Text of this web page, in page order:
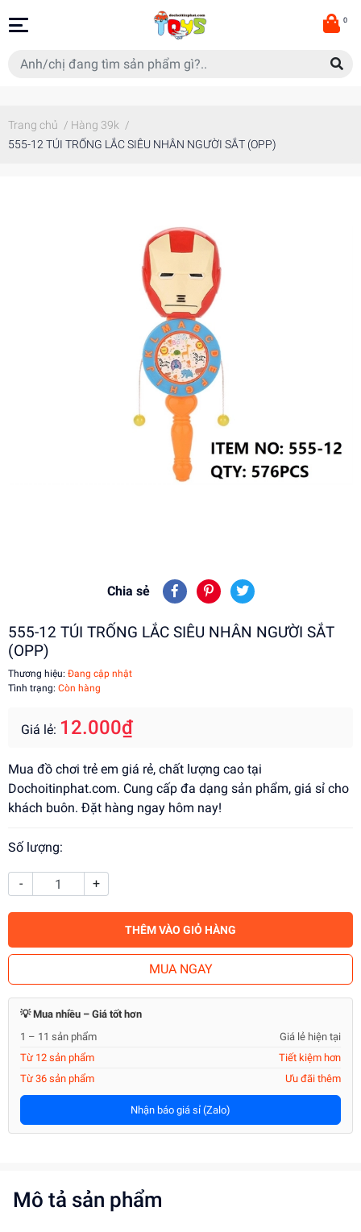
0
Trang chủ / Hàng 39k /
555-12 TÚI TRỐNG LẮC SIÊU NHÂN NGƯỜI SẮT (OPP)
Chia sẻ
555-12 TÚI TRỐNG LẮC SIÊU NHÂN NGƯỜI SẮT
(OPP)
Thương hiệu: Đang cập nhật
Tình trạng: Còn hàng
Giá lẻ: 12.000₫
Mua đồ chơi trẻ em giá rẻ, chất lượng cao tại
Dochoitinphat.com. Cung cấp đa dạng sản phẩm, giá sỉ cho
khách buôn. Đặt hàng ngay hôm nay!
Số lượng:
- +
THÊM VÀO GIỎ HÀNG
MUA NGAY
💡 Mua nhiều – Giá tốt hơn
1 – 11 sản phẩm
Giá lẻ hiện tại
Từ 12 sản phẩm
Tiết kiệm hơn
Từ 36 sản phẩm
Ưu đãi thêm
Nhận báo giá sỉ (Zalo)
Mô tả sản phẩm